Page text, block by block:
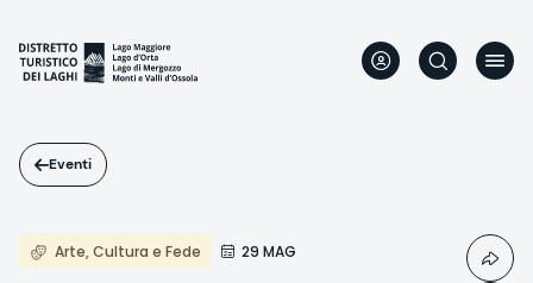
contenuto
principale
Eventi
Arte, Cultura e Fede 29 MAG